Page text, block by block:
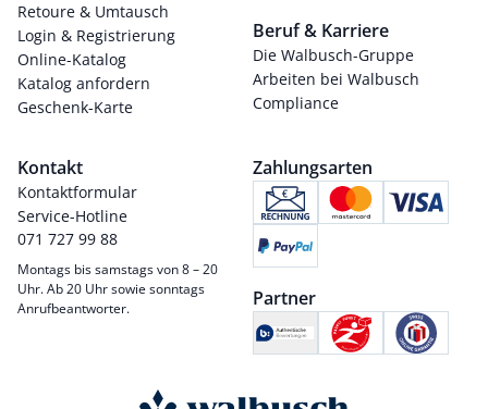
Retoure & Umtausch
Login & Registrierung
Online-Katalog
Katalog anfordern
Geschenk-Karte
Beruf & Karriere
Die Walbusch-Gruppe
Arbeiten bei Walbusch
Compliance
Kontakt
Kontaktformular
Service-Hotline
071 727 99 88
Montags bis samstags von 8 – 20
Uhr. Ab 20 Uhr sowie sonntags
Anrufbeantworter.
Zahlungsarten
Partner